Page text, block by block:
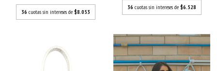
36 cuotas sin intereses de $8.053
36 cuotas sin intereses de $6.528